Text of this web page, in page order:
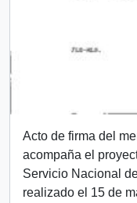
Acto de firma del
acompaña el
Servicio Nacional
realizado el 15 de